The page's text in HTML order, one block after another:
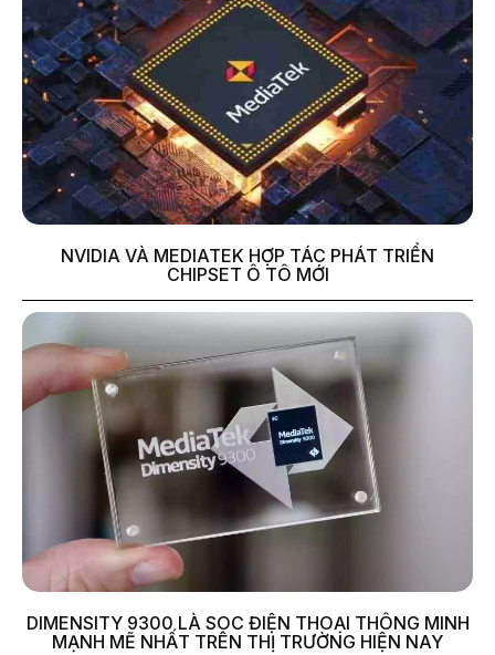
NVIDIA VÀ MEDIATEK HỢP TÁC PHÁT TRIỂN
CHIPSET Ô TÔ MỚI
DIMENSITY 9300 LÀ SOC ĐIỆN THOẠI THÔNG MINH
MẠNH MẼ NHẤT TRÊN THỊ TRƯỜNG HIỆN NAY